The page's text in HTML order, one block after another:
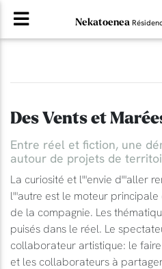
Nekatoenea
Des Vents et
Entre réel et fiction, une
autour de projets de
La curiosité et l"'envie d"'aller
l"'autre est le moteur
de la compagnie. Les
puisés dans le réel. Le
collaborateur artistique: le
et les collaborateurs à